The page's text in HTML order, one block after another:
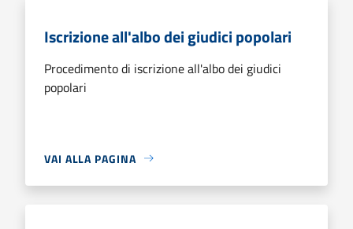
Iscrizione all'albo dei giudici popolari
Procedimento di iscrizione all'albo dei giudici
popolari
VAI ALLA PAGINA